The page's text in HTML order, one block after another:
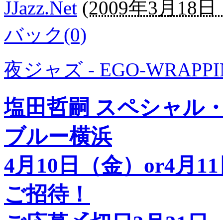
JJazz.Net (2009年3月18日
バック(0)
夜ジャズ - EGO-
塩田哲嗣 スペシャル
ブルー横浜
4月10日（金）or4月
ご招待！